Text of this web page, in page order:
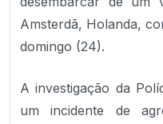
Amsterdã, Holanda,
domingo (24).
A investigação da
um incidente de